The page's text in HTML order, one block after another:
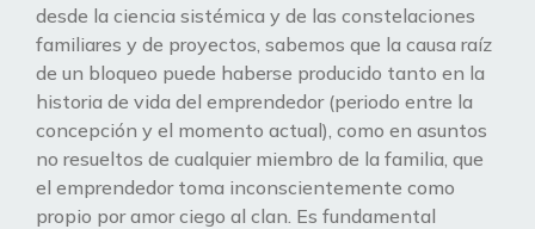
desde la ciencia sistémica y de las constelaciones
familiares y de proyectos, sabemos que la causa raíz
de un bloqueo puede haberse producido tanto en la
historia de vida del emprendedor (periodo entre la
concepción y el momento actual), como en asuntos
no resueltos de cualquier miembro de la familia, que
el emprendedor toma inconscientemente como
propio por amor ciego al clan. Es fundamental